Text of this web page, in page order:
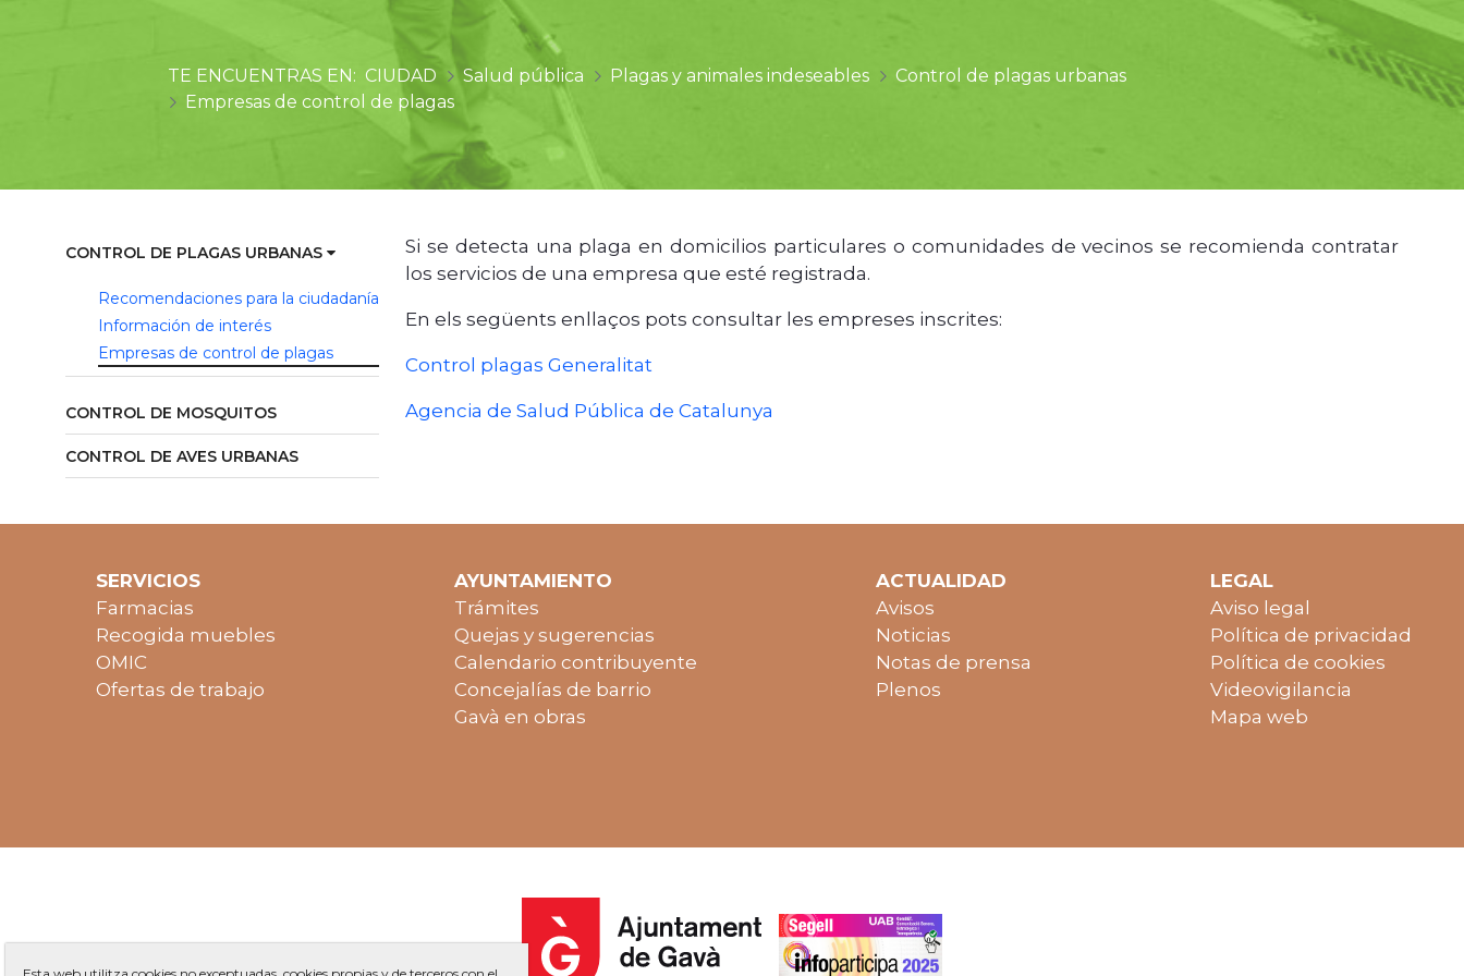
CIUDAD Salud pública Plagas y animales indeseables
Control de plagas urbanas
Empresas de control de plagas
CONTROL DE PLAGAS URBANAS
Recomendaciones para la ciudadanía
Información de interés
Empresas de control de plagas
CONTROL DE MOSQUITOS
CONTROL DE AVES URBANAS
Si se detecta una plaga en domicilios particulares o comunidades de vecinos se recomienda contratar
los servicios de una empresa que esté registrada.
En els següents enllaços pots consultar les empreses inscrites:
Control plagas Generalitat
Agencia de Salud Pública de Catalunya
SERVICIOS
Farmacias
Recogida muebles
OMIC
Ofertas de trabajo
AYUNTAMIENTO
Trámites
Quejas y sugerencias
Calendario contribuyente
Concejalías de barrio
Gavà en obras
ACTUALIDAD
Avisos
Noticias
Notas de prensa
Plenos
LEGAL
Aviso legal
Política de privacidad
Política de cookies
Videovigilancia
Mapa web